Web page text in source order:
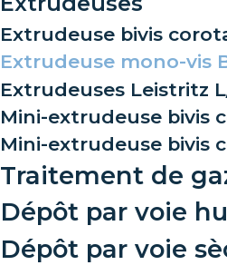
Extrudeuse bivis
Extrudeuse mono-vis
Extrudeuses Leistritz
Mini-extrudeuse bivis
Mini-extrudeuse bivis
Traitement de
Dépôt par voie
Dépôt par voie